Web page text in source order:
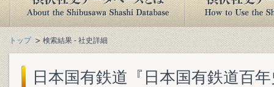
トップ 検索結果 - 社史詳細
日本国有鉄道『日本国有鉄道百